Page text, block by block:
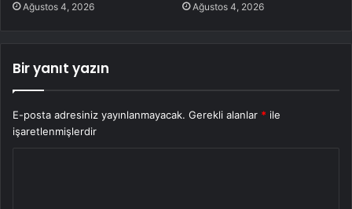
Ağustos 4, 2026 Ağustos 4, 2026
Bir yanıt yazın
E-posta adresiniz yayınlanmayacak. Gerekli alanlar * ile
işaretlenmişlerdir